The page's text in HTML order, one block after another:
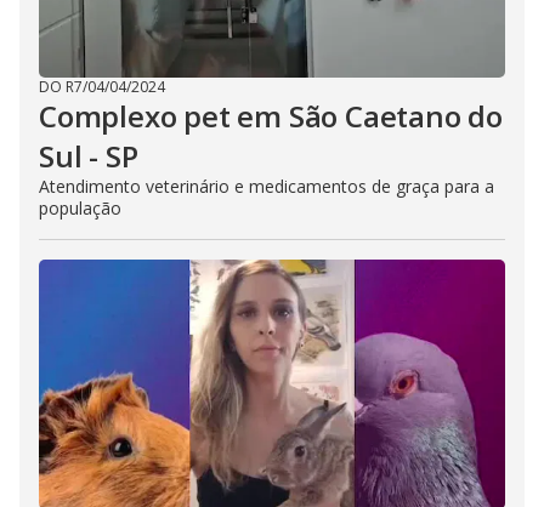
DO R7/04/04/2024
Complexo pet em São Caetano do
Sul - SP
Atendimento veterinário e medicamentos de graça para a
população